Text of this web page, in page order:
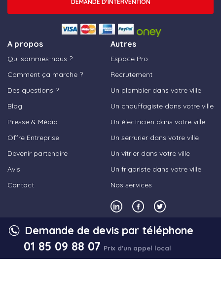
A propos
Qui sommes-nous ?
Comment ça marche ?
Des questions ?
Blog
Presse & Média
Offre Entreprise
Devenir partenaire
Avis
Contact
Autres
Espace Pro
Recrutement
Un plombier dans votre ville
Un chauffagiste dans votre ville
Un électricien dans votre ville
Un serrurier dans votre ville
Un vitrier dans votre ville
Un frigoriste dans votre ville
Nos services
DEMANDE D'INTERVENTION
© 2023, Les Bons Artisans
réservés
Demande de devis par téléphone
01 85 09 88 07 Prix d'un appel local